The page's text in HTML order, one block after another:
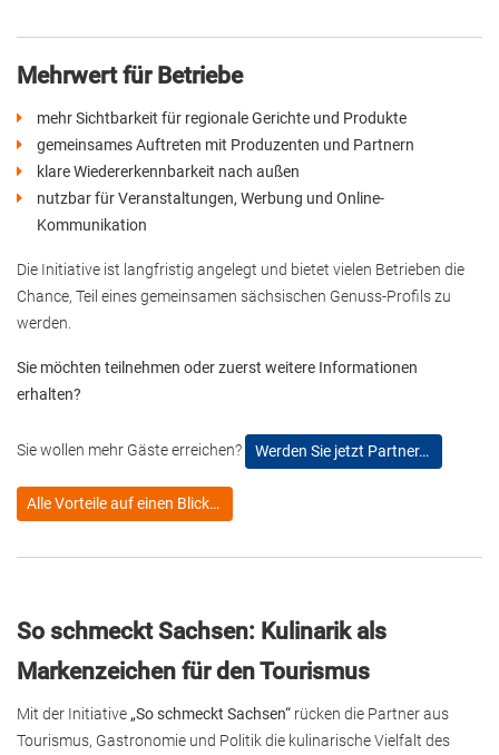
Mehrwert für Betriebe
mehr Sichtbarkeit für regionale Gerichte und Produkte
gemeinsames Auftreten mit Produzenten und Partnern
klare Wiedererkennbarkeit nach außen
nutzbar für Veranstaltungen, Werbung und Online-
Kommunikation
Die Initiative ist langfristig angelegt und bietet vielen Betrieben die
Chance, Teil eines gemeinsamen sächsischen Genuss-Profils zu
werden.
Sie möchten teilnehmen oder zuerst weitere Informationen
erhalten?
Sie wollen mehr Gäste erreichen? Werden Sie jetzt Partner…
Alle Vorteile auf einen Blick…
So schmeckt Sachsen: Kulinarik als
Markenzeichen für den Tourismus
Mit der Initiative„So schmeckt Sachsen“ rücken die Partner aus
Tourismus, Gastronomie und Politik die kulinarische Vielfalt des